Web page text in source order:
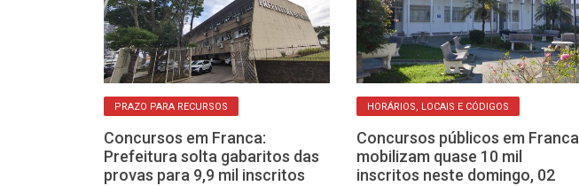
PRAZO PARA RECURSOS
Concursos em Franca:
Prefeitura solta gabaritos das
provas para 9,9 mil inscritos
HORÁRIOS, LOCAIS E CÓDIGOS
Concursos públicos em Franca
mobilizam quase 10 mil
inscritos neste domingo, 02